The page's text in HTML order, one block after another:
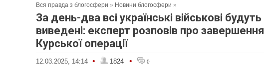
Вся правда з блогосфери » Новини блогосфери »
За день-два всі українські військові будуть
виведені: експерт розповів про завершення
Курської операції
12.03.2025, 14:14 • 1824 • 0